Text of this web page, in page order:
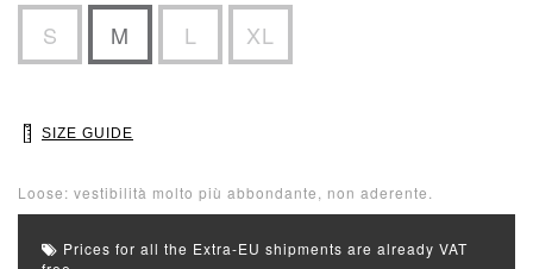
S M L XL
SIZE GUIDE
Loose: vestibilità molto più abbondante, non aderente.
Prices for all the Extra-EU shipments are already VAT